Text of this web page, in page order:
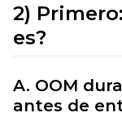
2)
es?
A. OOM
antes de